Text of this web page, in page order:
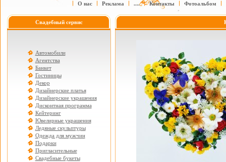
О нас Реклама .... Контакты Фотоальбом
Свадебный сервис
Автомобили
Агентства
Банкет
Гостиницы
Декор
Дизайнерские платья
Дизайнерские украшения
Дисконтная программа
Кейтеринг
Ювелирные украшения
Ледяные скульптуры
Одежда для мужчин
Подарки
Пригласительные
Свадебные букеты